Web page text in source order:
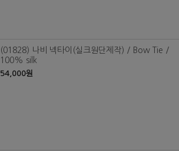
(01828) 나비 넥타이(실크원단제작) / Bow Tie /
100% silk
54,000원